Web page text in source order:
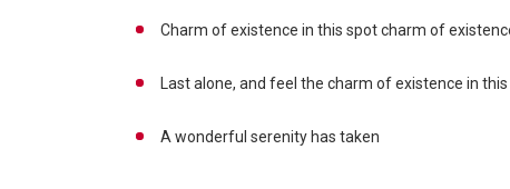
Charm of existence in this spot charm of
Last alone, and feel the charm of existence in
A wonderful serenity has taken